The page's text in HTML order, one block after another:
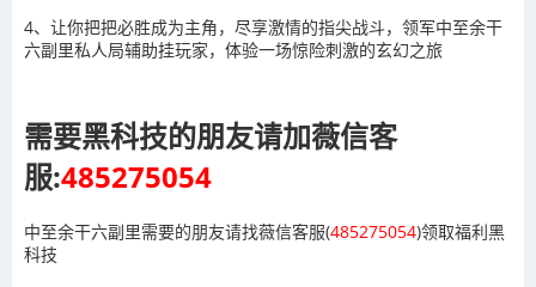
4、让你把把必胜成为主角，尽享激情的指尖战斗，领军中至余干
六副里私人局辅助挂玩家，体验一场惊险刺激的玄幻之旅
需要黑科技的朋友请加薇信客
服:485275054
中至余干六副里需要的朋友请找薇信客服(485275054)领取福利黑
科技